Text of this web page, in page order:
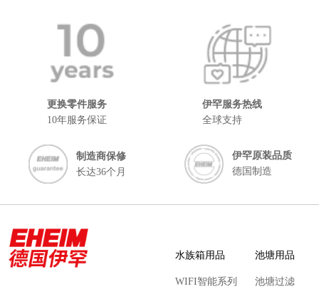
更换零件服务
10年服务保证
伊罕服务热线
全球支持
制造商保修
长达36个月
伊罕原装品质
德国制造
水族箱用品
WIFI智能系列
池塘用品
池塘过滤